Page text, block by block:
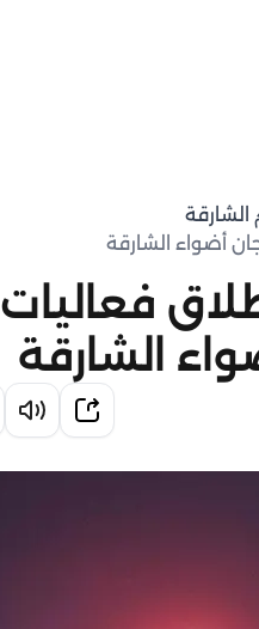
الشارقة
أضواء الشارقة
فعاليات
الشارقة